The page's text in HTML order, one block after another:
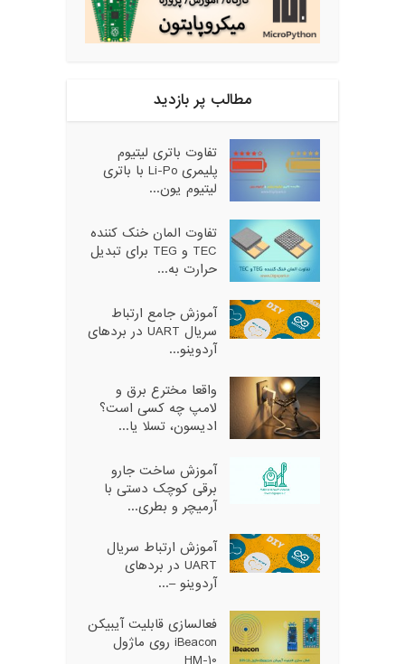
مطالب پر بازدید
تفاوت باتری لیتیوم
پلیمری Li-Po با باتری
لیتیوم یون...
تفاوت المان خنک کننده
TEC و TEG برای تبدیل
حرارت به...
آموزش جامع ارتباط
سریال UART در بردهای
آردوینو...
واقعا مخترع برق و
لامپ چه کسی است؟
ادیسون، تسلا یا...
آموزش ساخت جارو
برقی کوچک دستی با
آرمیچر و بطری...
آموزش ارتباط سریال
UART در بردهای
آردوینو –...
فعالسازی قابلیت آیبیکن
iBeacon روی ماژول